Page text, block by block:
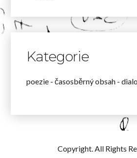
Kategorie
poezie - časosběrný obsah -
Copyright. All Rights